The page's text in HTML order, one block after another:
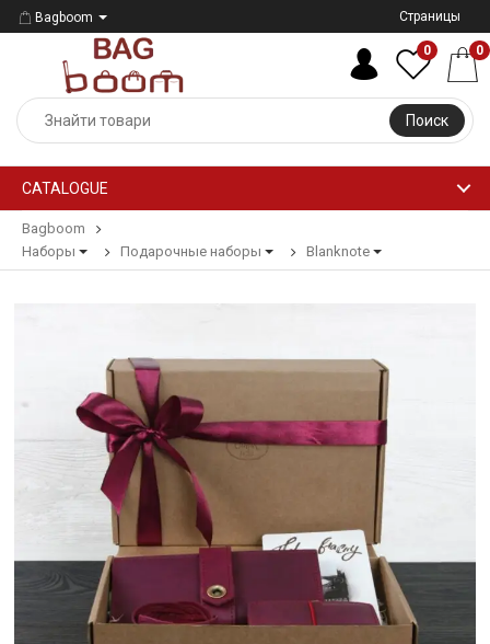
Bagboom Страницы
Поиск
0 0
CATALOGUE
Bagboom
Наборы
Подарочные наборы Blanknote